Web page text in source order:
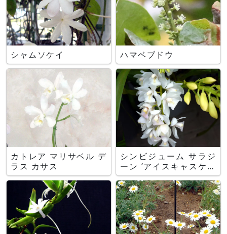
シャムソケイ ハマベブドウ
カトレア マリサベル デ
ラス カサス
シンビジューム サラジ
ーン ’アイスキャスケー
ド’